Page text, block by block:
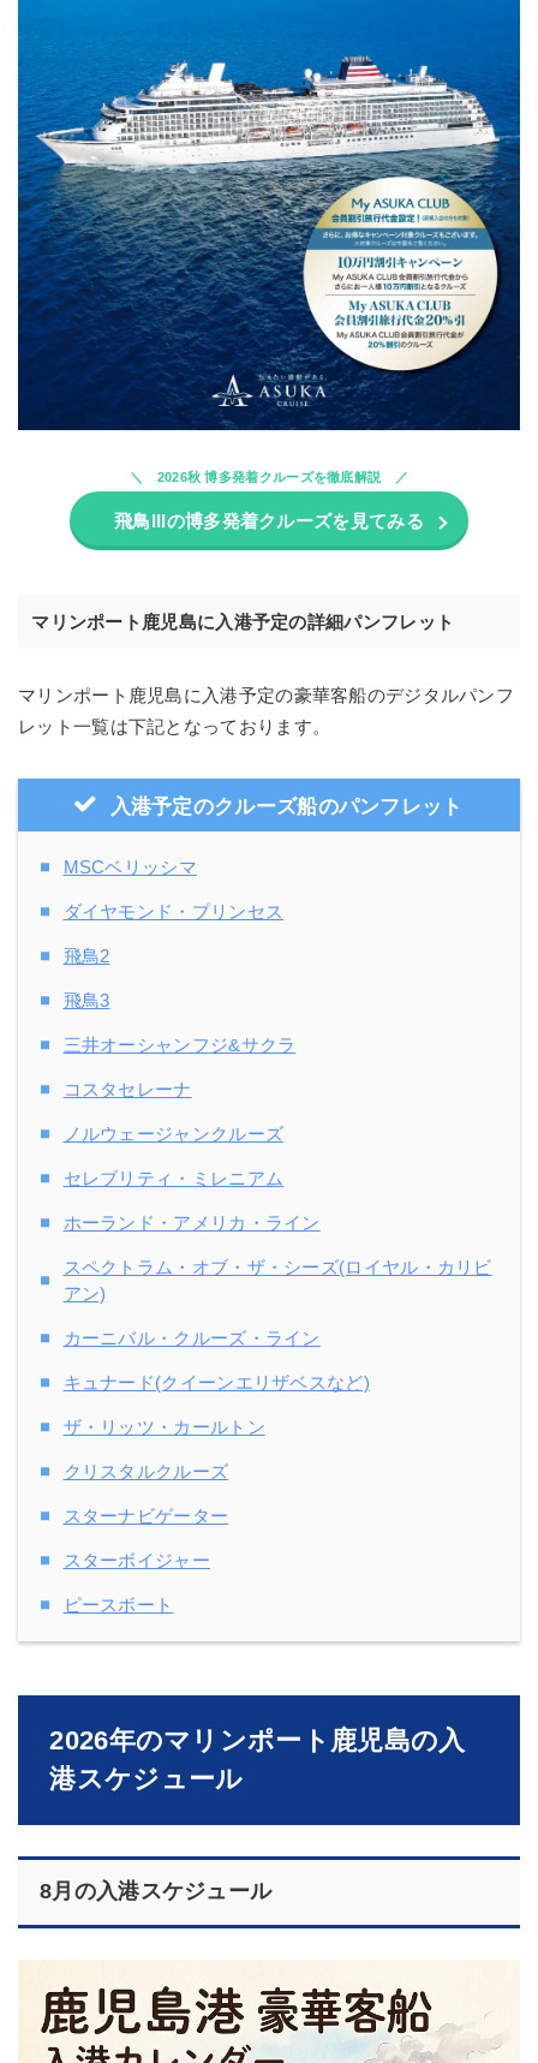
2026秋 博多発着クルーズを徹底解説
飛鳥IIIの博多発着クルーズを見てみる
マリンポート鹿児島に入港予定の詳細パンフレット
マリンポート鹿児島に入港予定の豪華客船のデジタルパンフ
レット一覧は下記となっております。
入港予定のクルーズ船のパンフレット
MSCベリッシマ
ダイヤモンド・プリンセス
飛鳥2
飛鳥3
三井オーシャンフジ&サクラ
コスタセレーナ
ノルウェージャンクルーズ
セレブリティ・ミレニアム
ホーランド・アメリカ・ライン
スペクトラム・オブ・ザ・シーズ(ロイヤル・カリビ
アン)
カーニバル・クルーズ・ライン
キュナード(クイーンエリザベスなど)
ザ・リッツ・カールトン
クリスタルクルーズ
スターナビゲーター
スターボイジャー
ピースボート
2026年のマリンポート鹿児島の入
港スケジュール
8月の入港スケジュール